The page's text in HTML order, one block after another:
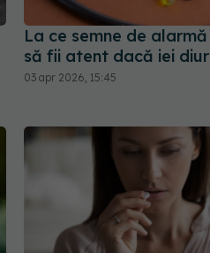
La ce semne de
să fii atent dacă iei
03 apr 2026, 15:45